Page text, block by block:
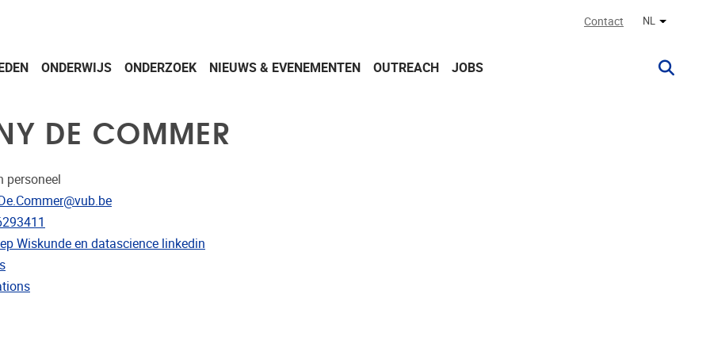
Contact NL Andere
ONDERWIJS ONDERZOEK NIEUWS & EVENEMENTEN OUTREACH JOBS
DE COMMER
personeel
Wiskunde en datascience linkedin